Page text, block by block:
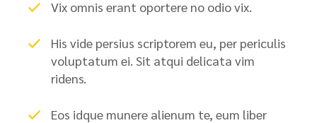
Vix omnis erant oportere no odio vix.
His vide persius scriptorem eu, per periculis
voluptatum ei. Sit atqui delicata vim
ridens.
Eos idque munere alienum te, eum liber